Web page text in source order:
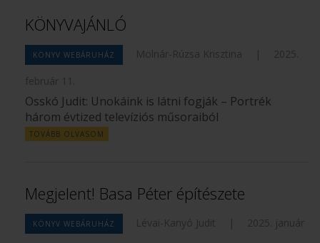
KÖNYVAJÁNLÓ
KÖNYV WEBÁRUHÁZ Molnár-Rúzsa Krisztina |
2025.
február 11.
Osskó Judit: Unokáink is látni fogják – Portrék
három évtized televíziós műsoraiból
TOVÁBB OLVASOM
Megjelent! Basa Péter építészete
KÖNYV WEBÁRUHÁZ Lévai-Kanyó Judit |
2025. január